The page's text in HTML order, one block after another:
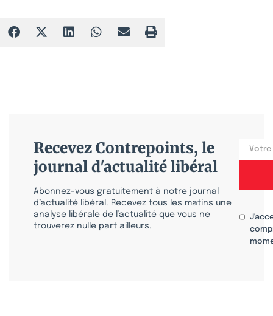
Recevez Contrepoints, le
journal d'actualité libéral
Abonnez-vous gratuitement à notre journal
d’actualité libéral. Recevez tous les matins une
analyse libérale de l’actualité que vous ne
trouverez nulle part ailleurs.